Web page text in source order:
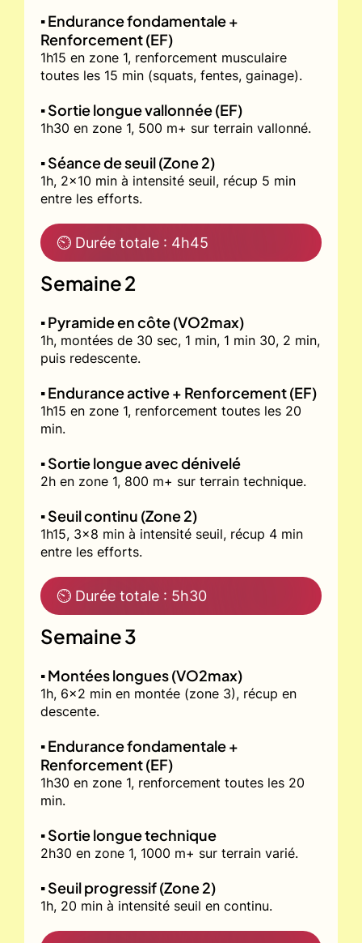
▪️ Endurance fondamentale +
Renforcement (EF)
1h15 en zone 1, renforcement musculaire
toutes les 15 min (squats, fentes, gainage).
▪️ Sortie longue vallonnée (EF)
1h30 en zone 1, 500 m+ sur terrain vallonné.
▪️ Séance de seuil (Zone 2)
1h, 2x10 min à intensité seuil, récup 5 min
entre les efforts.
⏲ Durée totale : 4h45
Semaine 2
▪️ Pyramide en côte (VO2max)
1h, montées de 30 sec, 1 min, 1 min 30, 2 min,
puis redescente.
▪️ Endurance active + Renforcement (EF)
1h15 en zone 1, renforcement toutes les 20
min.
▪️ Sortie longue avec dénivelé
2h en zone 1, 800 m+ sur terrain technique.
▪️ Seuil continu (Zone 2)
1h15, 3x8 min à intensité seuil, récup 4 min
entre les efforts.
⏲ Durée totale : 5h30
Semaine 3
▪️ Montées longues (VO2max)
1h, 6x2 min en montée (zone 3), récup en
descente.
▪️ Endurance fondamentale +
Renforcement (EF)
1h30 en zone 1, renforcement toutes les 20
min.
▪️ Sortie longue technique
2h30 en zone 1, 1000 m+ sur terrain varié.
▪️ Seuil progressif (Zone 2)
1h, 20 min à intensité seuil en continu.